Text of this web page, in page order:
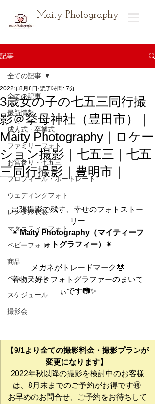
Maity Photography
記事
全ての記事
最新情報
成人式・卒業式
ファミリーフォト
お宮参り・七五三
プロフィール・ポートレート
ウェディングフォト
レンタル衣装
マタニティーフォト
ベビーフォト
商品
ペットフォト
スケジュール
撮影会
全ての記事
3歳女の子の七五三同行撮
影＠挙母神社（豊田市）｜
Maity Photography｜ロケー
ション撮影｜七五三｜七五
三同行撮影｜豊明市｜
2022年8月8日 読了時間: 7分
出張撮影で残す、幸せのフォトストー
リー
✴︎ Maity Photography（マイティーフ
ォトグラフィー）✴︎
メガネがトレードマーク🤓
着物大好きフォトグラファーのまいて
ぃです📷✨
​【9/1より全ての撮影料金・撮影プランが
変更になります】
2022年秋以降の撮影を検討中のお客様
は、8月末までのご予約がお得です🉐
お早めのお問合せ、ご予約をお待ちして